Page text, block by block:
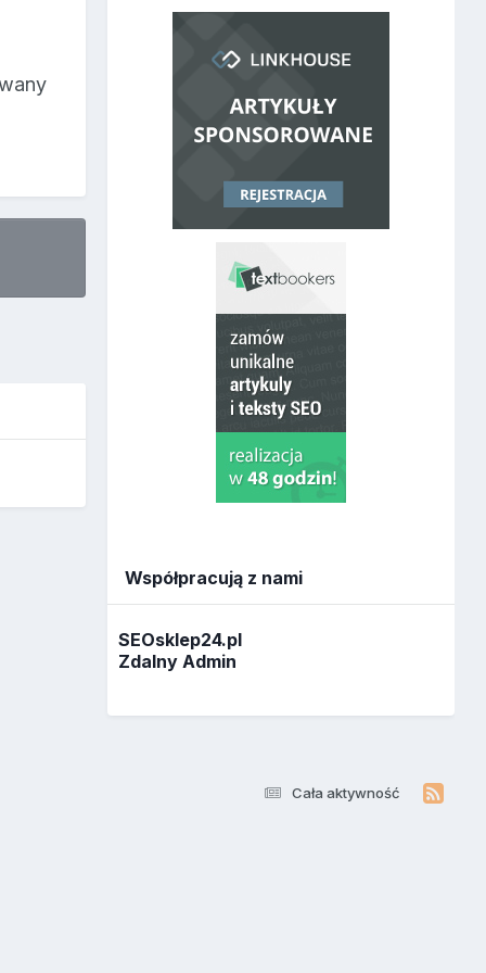
Współpracują z nami
SEOsklep24.pl
Zdalny Admin
Cała aktywność